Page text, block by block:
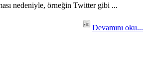
nedeniyle, örneğin Twitter gibi ...
Devamını oku...